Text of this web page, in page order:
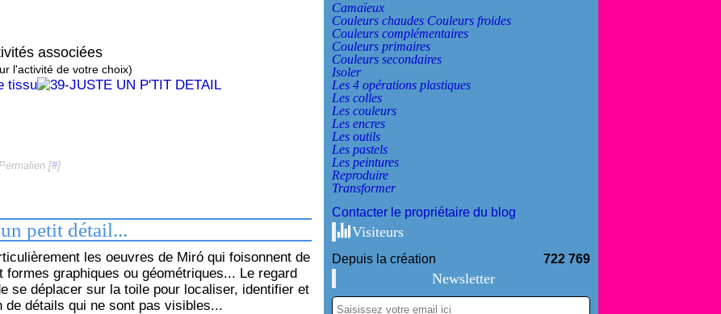
associées
l'activité de votre choix)
[#]
petit détail...
les oeuvres de Miró qui foisonnent de
formes graphiques ou géométriques... Le regard
se déplacer sur la toile pour localiser, identifier et
de détails qui ne sont pas visibles...
Camaïeux
Couleurs chaudes Couleurs froides
Couleurs complémentaires
Couleurs primaires
Couleurs secondaires
Isoler
Les 4 opérations plastiques
Les colles
Les couleurs
Les encres
Les outils
Les pastels
Les peintures
Reproduire
Transformer
Contacter le propriétaire du blog
Visiteurs
Depuis la création 722 769
Newsletter